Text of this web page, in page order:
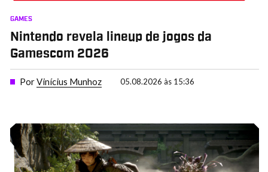
GAMES
Nintendo revela lineup de jogos da
Gamescom 2026
PorVinícius Munhoz 05.08.2026 às 15:36